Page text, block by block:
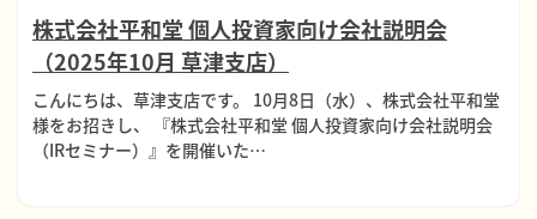
株式会社平和堂 個人投資家向け会社説明会
（2025年10月 草津支店）
こんにちは、草津支店です。 10月8日（水）、株式会社平和堂
様をお招きし、 『株式会社平和堂 個人投資家向け会社説明会
（IRセミナー）』を開催いた…